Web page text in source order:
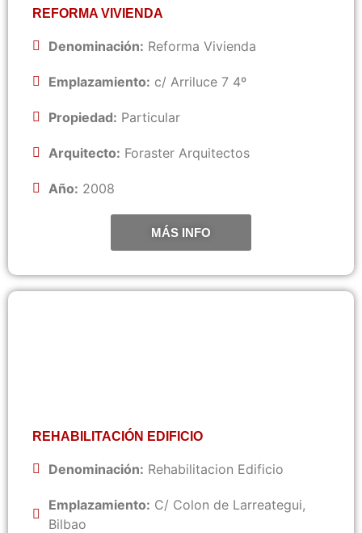
REFORMA VIVIENDA
Denominación: Reforma Vivienda
Emplazamiento: c/ Arriluce 7 4º
Propiedad: Particular
Arquitecto: Foraster Arquitectos
Año: 2008
MÁS INFO
REHABILITACIÓN EDIFICIO
Denominación: Rehabilitacion Edificio
Emplazamiento: C/ Colon de Larreategui,
Bilbao